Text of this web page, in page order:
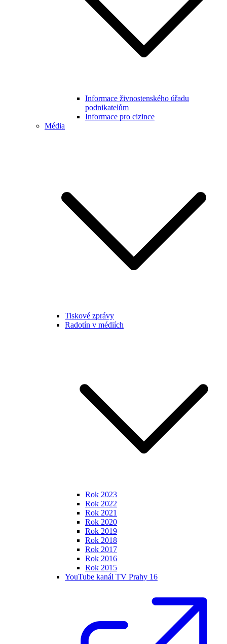
Informace živnostenského úřadu
podnikatelům
Informace pro cizince
Média
Tiskové zprávy
Radotín v médiích
Rok 2023
Rok 2022
Rok 2021
Rok 2020
Rok 2019
Rok 2018
Rok 2017
Rok 2016
Rok 2015
YouTube kanál TV Prahy 16